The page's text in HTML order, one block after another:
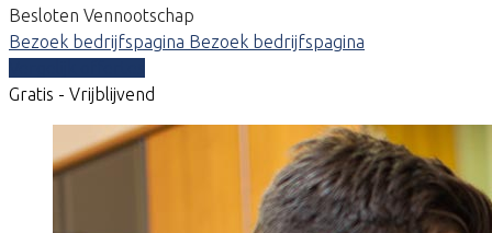
Besloten Vennootschap
Bezoek bedrijfspagina Bezoek bedrijfspagina
Gratis - Vrijblijvend